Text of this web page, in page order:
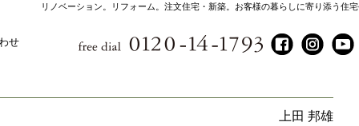
リノベーション。リフォーム。注文住宅・新築。お客様の暮らしに寄り添う住
せ
上田 邦雄